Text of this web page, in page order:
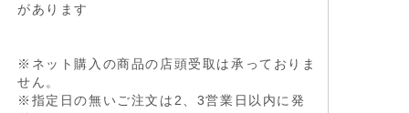
があります
※ネット購入の商品の店頭受取は承っておりま
せん。
※指定日の無いご注文は2、3営業日以内に発